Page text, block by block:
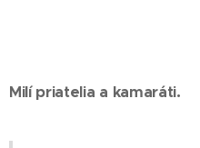
Milí priatelia a kamaráti.